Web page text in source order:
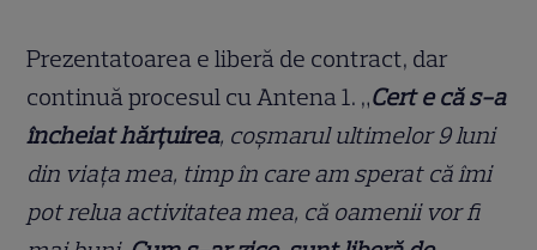
Prezentatoarea e liberă de contract, dar
continuă procesul cu Antena 1. „Cert e că s-a
încheiat hărțuirea, coșmarul ultimelor 9 luni
din viața mea, timp în care am sperat că îmi
pot relua activitatea mea, că oamenii vor fi